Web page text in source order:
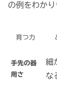
の例をわかり
育つ力
手先の器
用さ
細
な